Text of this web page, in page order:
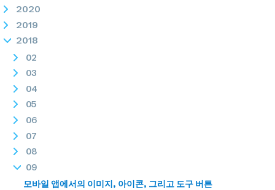
2020
2019
2018
02
03
04
05
06
07
08
09
모바일 앱에서의 이미지, 아이콘, 그리고 도구 버튼